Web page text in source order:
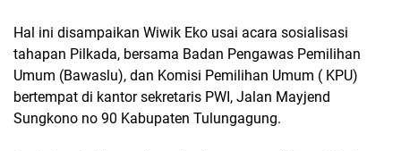
Hal ini disampaikan Wiwik Eko usai acara sosialisasi
tahapan Pilkada, bersama Badan Pengawas Pemilihan
Umum (Bawaslu), dan Komisi Pemilihan Umum ( KPU)
bertempat di kantor sekretaris PWI, Jalan Mayjend
Sungkono no 90 Kabupaten Tulungagung.